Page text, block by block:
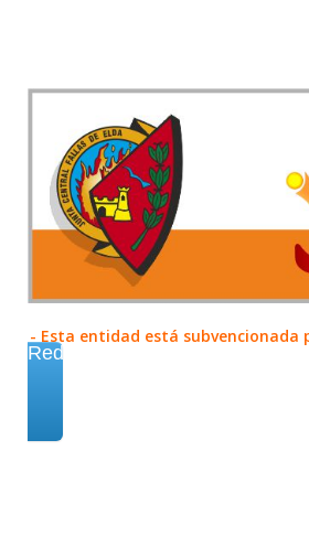
- Esta entidad está subvencionada
Redes